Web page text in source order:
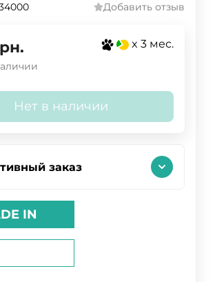
Добавить отзыв
x 3 мес.
Нет в наличии
заказ
IN